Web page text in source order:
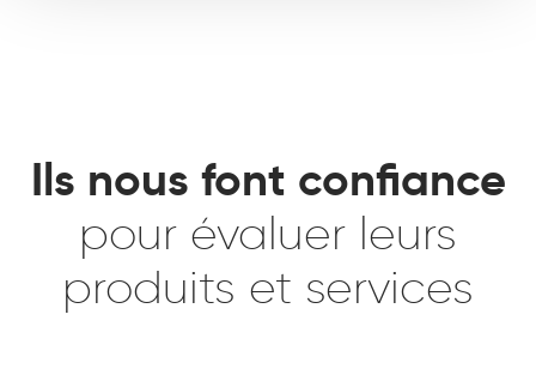
Ils nous font confiance
pour évaluer leurs
produits et services